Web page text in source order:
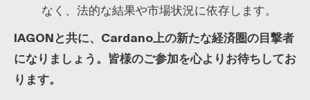
なく、法的な結果や市場状況に依存します。
IAGONと共に、Cardano上の新たな経済圏の目撃者
になりましょう。皆様のご参加を心よりお待ちしてお
ります。